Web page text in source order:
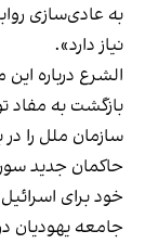
به عادی‌سازی
نیاز دارد».
الشرع درباره
سازمان ملل را
حاکمان جدید
خود برای اسرائیل
جامعه یهودیان